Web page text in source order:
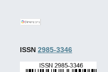
ISSN 2985-3346